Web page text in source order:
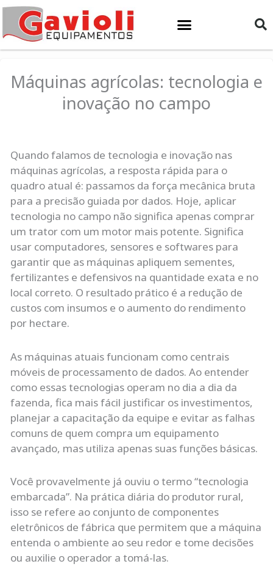
Ir
para
o
conteúdo
Máquinas agrícolas: tecnologia e
inovação no campo
Quando falamos de tecnologia e inovação nas
máquinas agrícolas, a resposta rápida para o
quadro atual é: passamos da força mecânica bruta
para a precisão guiada por dados. Hoje, aplicar
tecnologia no campo não significa apenas comprar
um trator com um motor mais potente. Significa
usar computadores, sensores e softwares para
garantir que as máquinas apliquem sementes,
fertilizantes e defensivos na quantidade exata e no
local correto. O resultado prático é a redução de
custos com insumos e o aumento do rendimento
por hectare.
As máquinas atuais funcionam como centrais
móveis de processamento de dados. Ao entender
como essas tecnologias operam no dia a dia da
fazenda, fica mais fácil justificar os investimentos,
planejar a capacitação da equipe e evitar as falhas
comuns de quem compra um equipamento
avançado, mas utiliza apenas suas funções básicas.
Você provavelmente já ouviu o termo “tecnologia
embarcada”. Na prática diária do produtor rural,
isso se refere ao conjunto de componentes
eletrônicos de fábrica que permitem que a máquina
entenda o ambiente ao seu redor e tome decisões
ou auxilie o operador a tomá-las.